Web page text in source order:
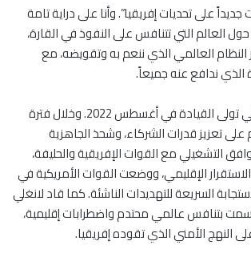
على تحديات إفريقيا”. وأنا على دراية تامة
حول العالم التي تتنافس على النفوذ في القارة،
النظام العالمي الذي ننعم به وتقويضه، مع
ندافع عنه جميعاً.
وقال التقرير إن لانغلي تولى القيادة في أغسطس 2022. وخلال فترة
على تعزيز قدرات الشركاء، وشحذ الجاهزية
التشغيلي مع القوات الإفريقية والحليفة،
الإقليمي، ووضعت القوات الأمريكية في
السريعة للتهديدات الناشئة. كما قاد لانغلي
بتنافس عالمي محتدم واضطرابات إقليمية،
النهج الأمني الذي تقوده إفريقيا.